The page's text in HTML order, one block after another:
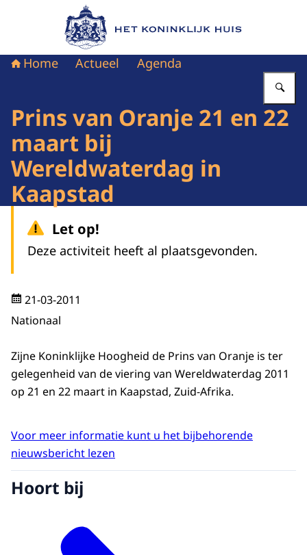
Naar de homepage van Het Koninklijk Huis
Home Actueel Agenda
Prins van Oranje 21 en 22
maart bij
Wereldwaterdag in
Kaapstad
Let op!
Deze activiteit heeft al plaatsgevonden.
21-03-2011
Nationaal
Zijne Koninklijke Hoogheid de Prins van Oranje is ter
gelegenheid van de viering van Wereldwaterdag 2011
op 21 en 22 maart in Kaapstad, Zuid-Afrika.
Voor meer informatie kunt u het bijbehorende
nieuwsbericht lezen
Hoort bij